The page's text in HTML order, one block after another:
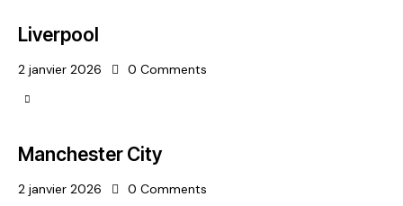
Liverpool
2 janvier 2026 0 Comments
Manchester City
2 janvier 2026 0 Comments